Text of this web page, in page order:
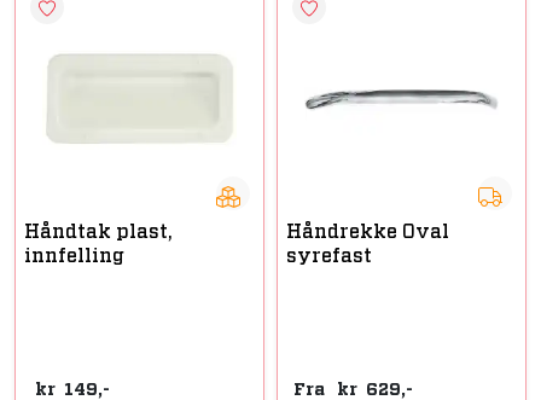
Håndtak plast,
innfelling
kr 149,-
Håndrekke Oval
syrefast
Fra kr 629,-